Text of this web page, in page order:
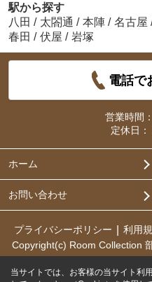
駅から探す
八田 / 太閤通 / 本陣 / 名古屋
春田 / 伏屋 / 岩塚
電話で
営業時間：
定休日：
ホーム
お問い合わせ
プライバシーポリシー 利用
Copyright(c) Room Collection
当サイトでは、お客様の当サイト利